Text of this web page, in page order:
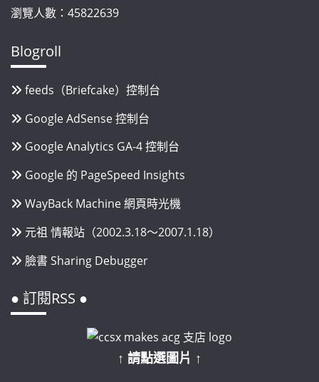
瀏覽人數：45822639
Blogroll
feeds（Briefcake）控制台
Google AdSense 控制台
Google Analytics GA-4 控制台
Google 的 PageSpeed Insights
WayBack Machine 網頁時光機
元祖 情報站（2002.3.18～2007.1.18）
臉書 Sharing Debugger
● 訂閱RSS ●
↑ 請點選圖片 ↑